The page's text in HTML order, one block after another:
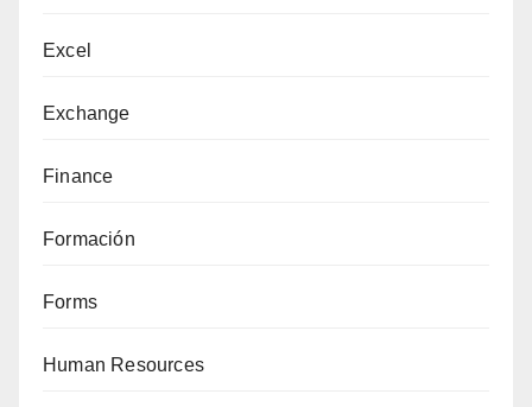
Excel
Exchange
Finance
Formación
Forms
Human Resources